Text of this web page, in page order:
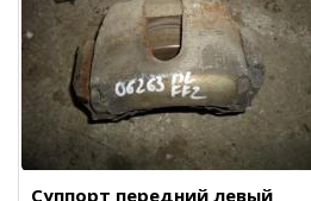
Суппорт передний левый